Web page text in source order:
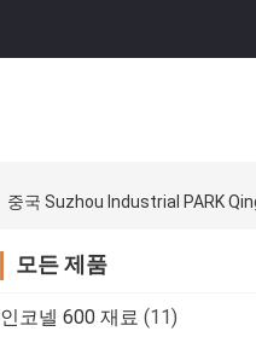
중국 Suzhou Industrial PARK
모든 제품
인코넬 600 재료 (11)